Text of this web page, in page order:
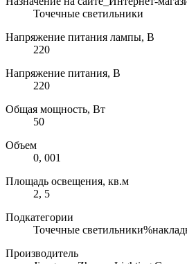
Точечные светильники
Напряжение питания лампы, В
220
Напряжение питания, В
220
Общая мощность, Вт
50
Объем
0, 001
Площадь освещения, кв.м
2, 5
Подкатегории
Точечные
Производитель